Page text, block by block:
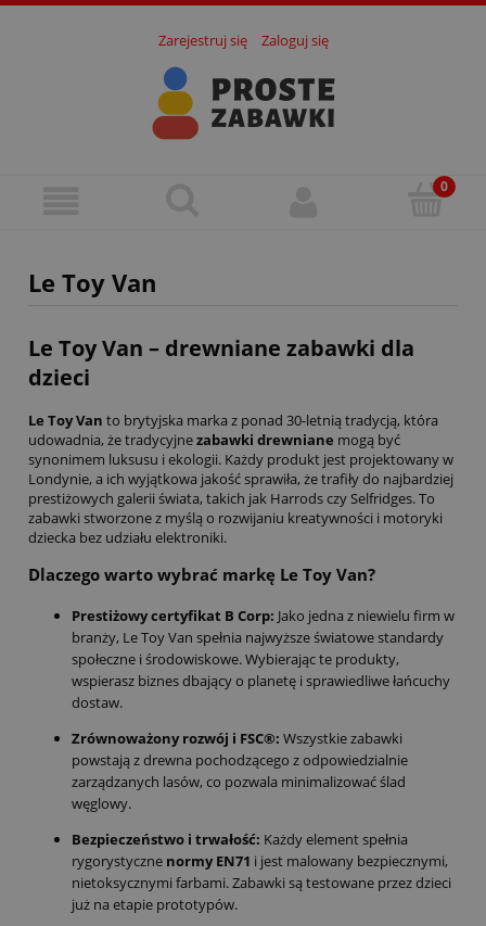
Zarejestruj się Zaloguj się
Le Toy Van
Le Toy Van – drewniane zabawki dla
dzieci
Le Toy Van to brytyjska marka z ponad 30-letnią tradycją, która
udowadnia, że tradycyjnezabawki drewniane mogą być
synonimem luksusu i ekologii. Każdy produkt jest projektowany w
Londynie, a ich wyjątkowa jakość sprawiła, że trafiły do najbardziej
prestiżowych galerii świata, takich jak Harrods czy Selfridges. To
zabawki stworzone z myślą o rozwijaniu kreatywności i motoryki
dziecka bez udziału elektroniki.
Dlaczego warto wybrać markę Le Toy Van?
Prestiżowy certyfikat B Corp: Jako jedna z niewielu firm w
branży, Le Toy Van spełnia najwyższe światowe standardy
społeczne i środowiskowe. Wybierając te produkty,
wspierasz biznes dbający o planetę i sprawiedliwe łańcuchy
dostaw.
Zrównoważony rozwój i FSC®: Wszystkie zabawki
powstają z drewna pochodzącego z odpowiedzialnie
zarządzanych lasów, co pozwala minimalizować ślad
węglowy.
Bezpieczeństwo i trwałość: Każdy element spełnia
rygorystyczne normy EN71 i jest malowany bezpiecznymi,
nietoksycznymi farbami. Zabawki są testowane przez dzieci
już na etapie prototypów.